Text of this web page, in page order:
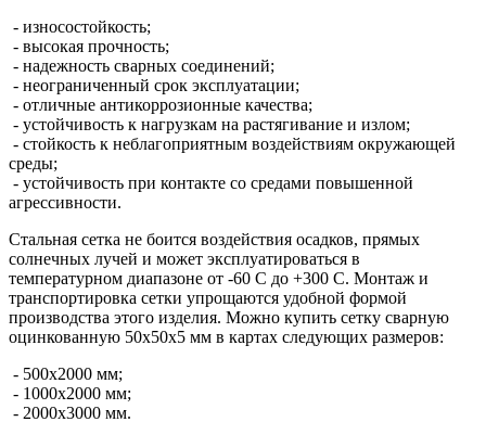
- износостойкость;
- высокая прочность;
- надежность сварных соединений;
- неограниченный срок эксплуатации;
- отличные антикоррозионные качества;
- устойчивость к нагрузкам на растягивание и излом;
- стойкость к неблагоприятным воздействиям окружающей
среды;
- устойчивость при контакте со средами повышенной
агрессивности.
Стальная сетка не боится воздействия осадков, прямых
солнечных лучей и может эксплуатироваться в
температурном диапазоне от -60 С до +300 С. Монтаж и
транспортировка сетки упрощаются удобной формой
производства этого изделия. Можно купить сетку сварную
оцинкованную 50х50х5 мм в картах следующих размеров:
- 500х2000 мм;
- 1000х2000 мм;
- 2000х3000 мм.